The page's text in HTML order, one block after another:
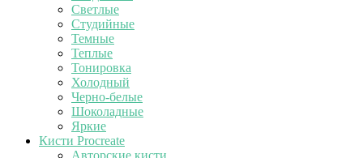
Светлые
Студийные
Темные
Теплые
Тонировка
Холодный
Черно-белые
Шоколадные
Яркие
Кисти Procreate
Авторские кисти